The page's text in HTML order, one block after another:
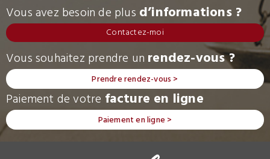
Vous avez besoin de plus d’informations ?
Contactez-moi
Vous souhaitez prendre un rendez-vous ?
Prendre rendez-vous >
Paiement de votre facture en ligne
Paiement en ligne >